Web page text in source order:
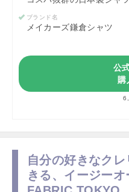
ブランド名
メイカーズ鎌倉シャツ
公
購
自分の好きなク
きる、イージーオ